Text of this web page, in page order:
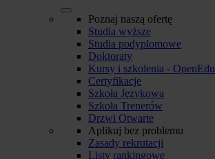
Poznaj naszą ofertę
Studia wyższe
Studia podyplomowe
Doktoraty
Kursy i szkolenia - OpenEdu
Certyfikacje
Szkoła Językowa
Szkoła Trenerów
Drzwi Otwarte
Aplikuj bez problemu
Zasady rekrutacji
Listy rankingowe